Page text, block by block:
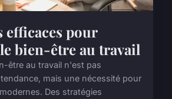
efficaces pour
bien-être au travail
être au travail n'est pas
mais une nécessité pour
Des stratégies